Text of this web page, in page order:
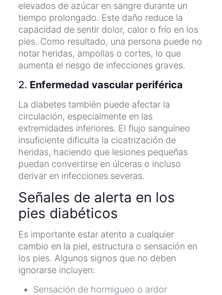
elevados de azúcar en sangre durante un
tiempo prolongado. Este daño reduce la
capacidad de sentir dolor, calor o frío en los
pies. Como resultado, una persona puede no
notar heridas, ampollas o cortes, lo que
aumenta el riesgo de infecciones graves.
2. Enfermedad vascular periférica
La diabetes también puede afectar la
circulación, especialmente en las
extremidades inferiores. El flujo sanguíneo
insuficiente dificulta la cicatrización de
heridas, haciendo que lesiones pequeñas
puedan convertirse en úlceras o incluso
derivar en infecciones severas.
Señales de alerta en los
pies diabéticos
Es importante estar atento a cualquier
cambio en la piel, estructura o sensación en
los pies. Algunos signos que no deben
ignorarse incluyen:
Sensación de hormigueo o ardor